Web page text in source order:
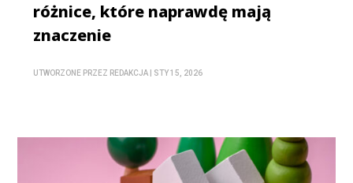
różnice, które naprawdę mają
znaczenie
UTWORZONE PRZEZ REDAKCJA STY 15, 2026